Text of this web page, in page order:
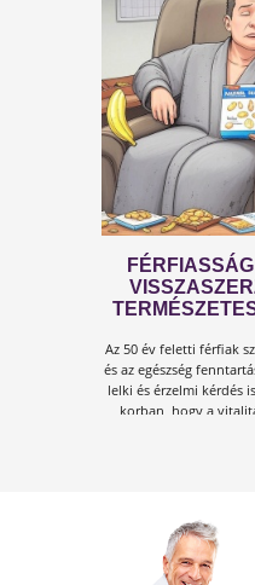
A
Amikor a
rendszere